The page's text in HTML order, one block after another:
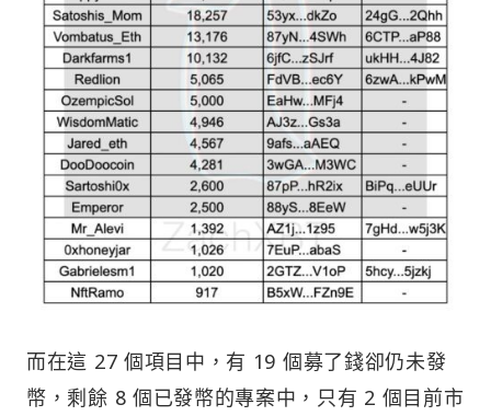
而在這 27 個項目中，有 19 個募了錢卻仍未發
幣，剩餘 8 個已發幣的專案中，只有 2 個目前市